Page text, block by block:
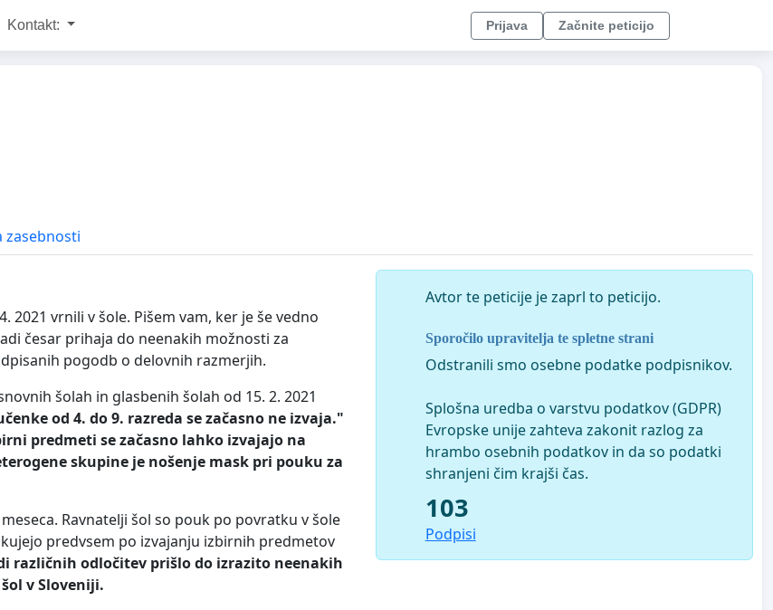
Kontakt: Prijava Začnite peticijo
zasebnosti
2021 vrnili v šole. Pišem vam, ker je še vedno
česar prihaja do neenakih možnosti za
pogodb o delovnih razmerjih.
šolah in glasbenih šolah od 15. 2. 2021
od 4. do 9. razreda se začasno ne izvaja."
predmeti se začasno lahko izvajajo na
skupine je nošenje mask pri pouku za
Ravnatelji šol so pouk po povratku v šole
predvsem po izvajanju izbirnih predmetov
različnih odločitev prišlo do izrazito neenakih
v Sloveniji.
Avtor te peticije je zaprl to peticijo.
Sporočilo upravitelja te spletne strani
Odstranili smo osebne podatke podpisnikov.
Splošna uredba o varstvu podatkov (GDPR)
Evropske unije zahteva zakonit razlog za
hrambo osebnih podatkov in da so podatki
shranjeni čim krajši čas.
103
Podpisi